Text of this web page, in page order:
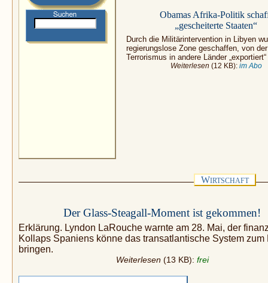
Obamas Afrika-Politik
„gescheiterte Staaten“
Durch die Militärintervention in Libyen
regierungslose Zone geschaffen, von
Terrorismus in andere Länder
Weiterlesen (12 KB): im Abo
WIRTSCHAFT
Der Glass-Steagall-Moment ist gekommen!
Erklärung. Lyndon LaRouche warnte am 28. Mai, der
Kollaps Spaniens könne das transatlantische System zum
bringen.
Weiterlesen(13 KB): frei